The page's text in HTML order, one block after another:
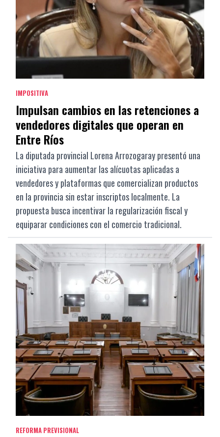
IMPOSITIVA
Impulsan cambios en las retenciones a
vendedores digitales que operan en
Entre Ríos
La diputada provincial Lorena Arrozogaray presentó una
iniciativa para aumentar las alícuotas aplicadas a
vendedores y plataformas que comercializan productos
en la provincia sin estar inscriptos localmente. La
propuesta busca incentivar la regularización fiscal y
equiparar condiciones con el comercio tradicional.
REFORMA PREVISIONAL